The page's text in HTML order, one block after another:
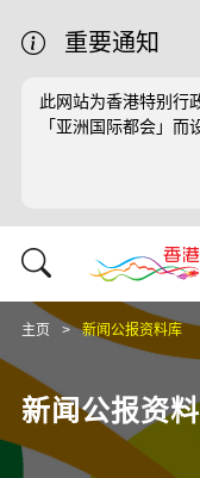
重要通知
此网站为香港特别行
「亚洲国际都会」而
主页 新闻公报资料库
新闻公报资